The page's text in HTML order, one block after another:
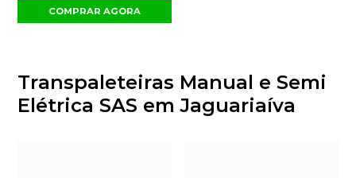
COMPRAR AGORA
Transpaleteiras Manual e Semi
Elétrica SAS em Jaguariaíva